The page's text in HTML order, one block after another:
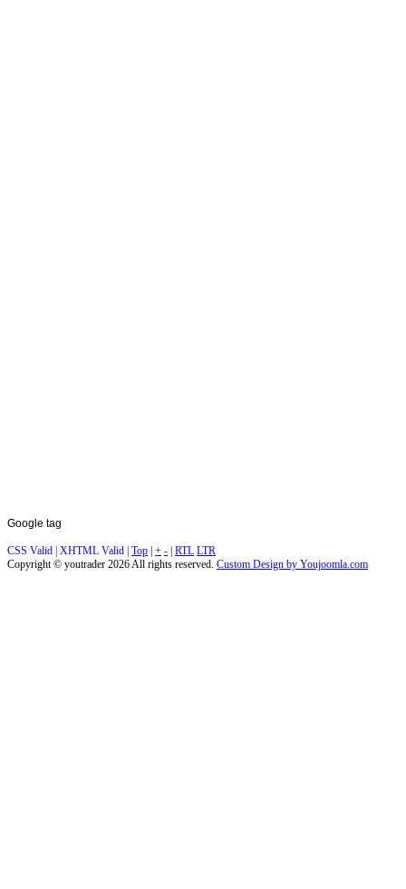
Google tag
CSS Valid | XHTML Valid | Top + - RTL LTR
Copyright © youtrader 2026 All rights reserved. Custom Design by Youjoomla.com